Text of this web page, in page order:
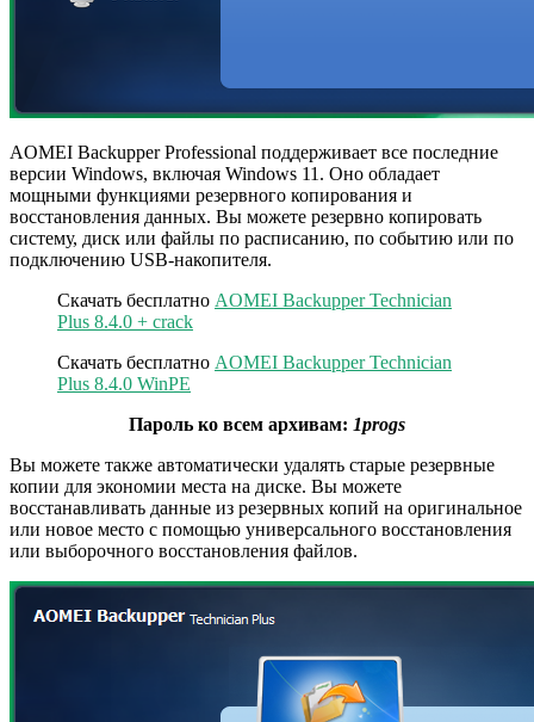
AOMEI Backupper Professional поддерживает все последние
версии Windows, включая Windows 11. Оно обладает
мощными функциями резервного копирования и
восстановления данных. Вы можете резервно копировать
систему, диск или файлы по расписанию, по событию или по
подключению USB-накопителя.
Скачать бесплатно AOMEI Backupper Technician
Plus 8.4.0 + crack
Скачать бесплатно AOMEI Backupper Technician
Plus 8.4.0 WinPE
Пароль ко всем архивам: 1progs
Вы можете также автоматически удалять старые резервные
копии для экономии места на диске. Вы можете
восстанавливать данные из резервных копий на оригинальное
или новое место с помощью универсального восстановления
или выборочного восстановления файлов.